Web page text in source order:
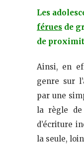
Les
férues de
de
Ainsi, en
genre sur
par une
la règle
d’écriture
la seule,